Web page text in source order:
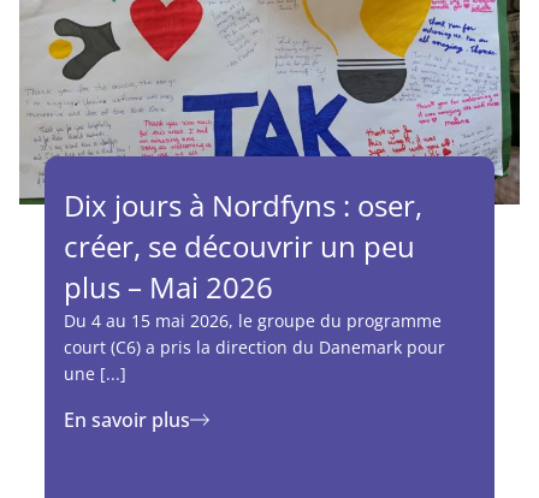
Dix jours à Nordfyns : oser,
créer, se découvrir un peu
plus – Mai 2026
Du 4 au 15 mai 2026, le groupe du programme
court (C6) a pris la direction du Danemark pour
une [...]
En savoir plus